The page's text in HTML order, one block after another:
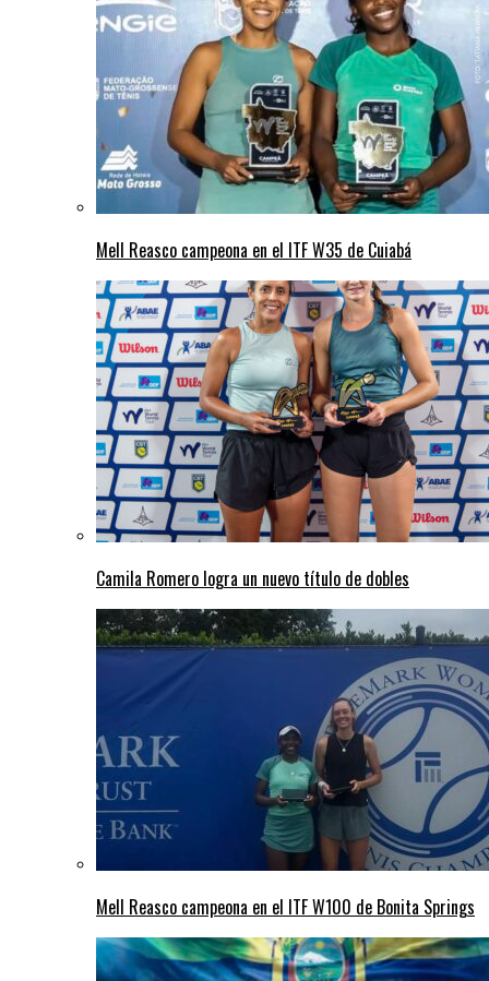
Mell Reasco campeona en el ITF W35 de Cuiabá
Camila Romero logra un nuevo título de dobles
Mell Reasco campeona en el ITF W100 de Bonita Springs